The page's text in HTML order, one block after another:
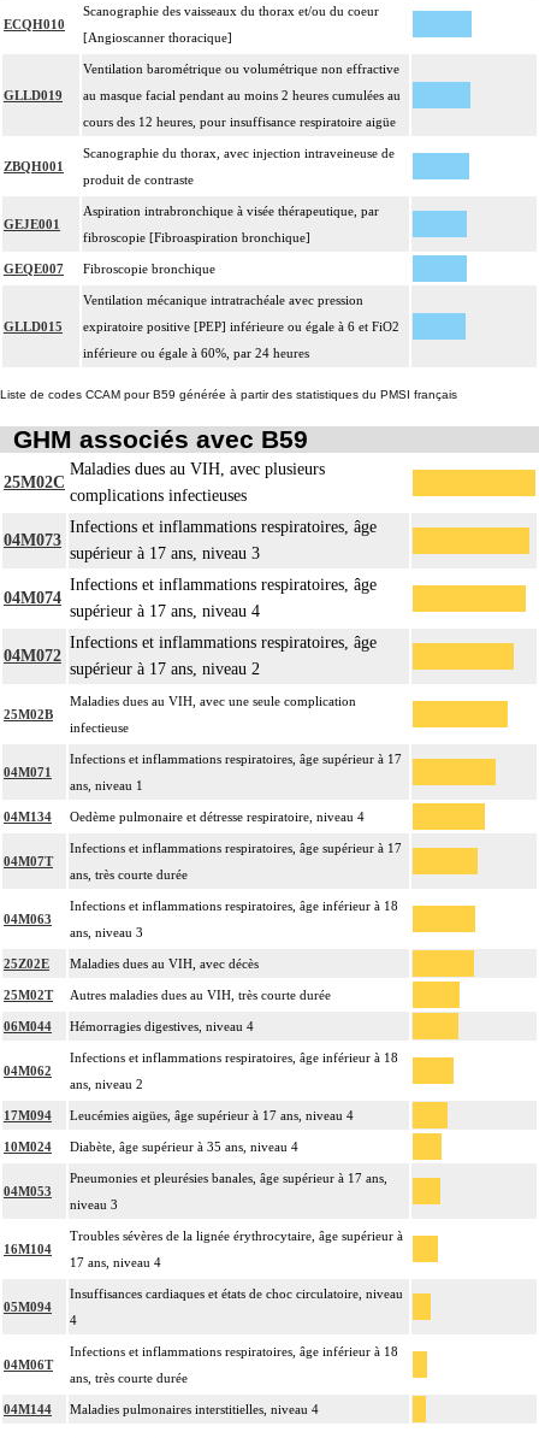
ECQH010
Scanographie des vaisseaux du thorax et/ou du coeur
[Angioscanner thoracique]
GLLD019
Ventilation barométrique ou volumétrique non effractive
au masque facial pendant au moins 2 heures cumulées au
cours des 12 heures, pour insuffisance respiratoire aigüe
ZBQH001
Scanographie du thorax, avec injection intraveineuse de
produit de contraste
GEJE001
Aspiration intrabronchique à visée thérapeutique, par
fibroscopie [Fibroaspiration bronchique]
GEQE007 Fibroscopie bronchique
GLLD015
Ventilation mécanique intratrachéale avec pression
expiratoire positive [PEP] inférieure ou égale à 6 et FiO2
inférieure ou égale à 60%, par 24 heures
Liste de codes CCAM pour B59 générée à partir des statistiques du PMSI français
GHM associés avec B59
25M02C
Maladies dues au VIH, avec plusieurs
complications infectieuses
04M073
Infections et inflammations respiratoires, âge
supérieur à 17 ans, niveau 3
04M074
Infections et inflammations respiratoires, âge
supérieur à 17 ans, niveau 4
04M072
Infections et inflammations respiratoires, âge
supérieur à 17 ans, niveau 2
25M02B
Maladies dues au VIH, avec une seule complication
infectieuse
04M071
Infections et inflammations respiratoires, âge supérieur à 17
ans, niveau 1
04M134 Oedème pulmonaire et détresse respiratoire, niveau 4
04M07T
Infections et inflammations respiratoires, âge supérieur à 17
ans, très courte durée
04M063
Infections et inflammations respiratoires, âge inférieur à 18
ans, niveau 3
25Z02E Maladies dues au VIH, avec décès
25M02T Autres maladies dues au VIH, très courte durée
06M044 Hémorragies digestives, niveau 4
04M062
Infections et inflammations respiratoires, âge inférieur à 18
ans, niveau 2
17M094 Leucémies aigües, âge supérieur à 17 ans, niveau 4
10M024 Diabète, âge supérieur à 35 ans, niveau 4
04M053
Pneumonies et pleurésies banales, âge supérieur à 17 ans,
niveau 3
16M104
Troubles sévères de la lignée érythrocytaire, âge supérieur à
17 ans, niveau 4
05M094
Insuffisances cardiaques et états de choc circulatoire, niveau
4
04M06T
Infections et inflammations respiratoires, âge inférieur à 18
ans, très courte durée
04M144 Maladies pulmonaires interstitielles, niveau 4